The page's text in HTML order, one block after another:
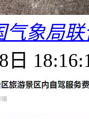
气象局
日